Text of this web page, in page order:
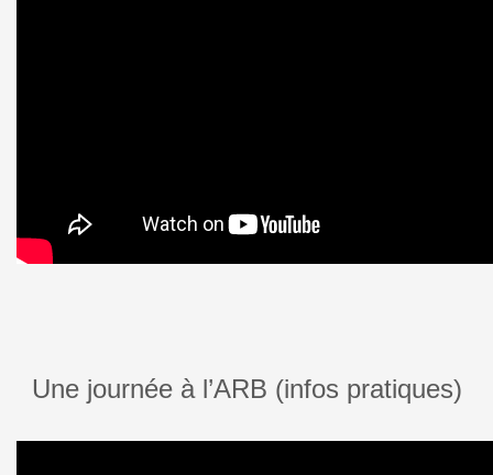
Une journée à l’ARB (infos pratiques)